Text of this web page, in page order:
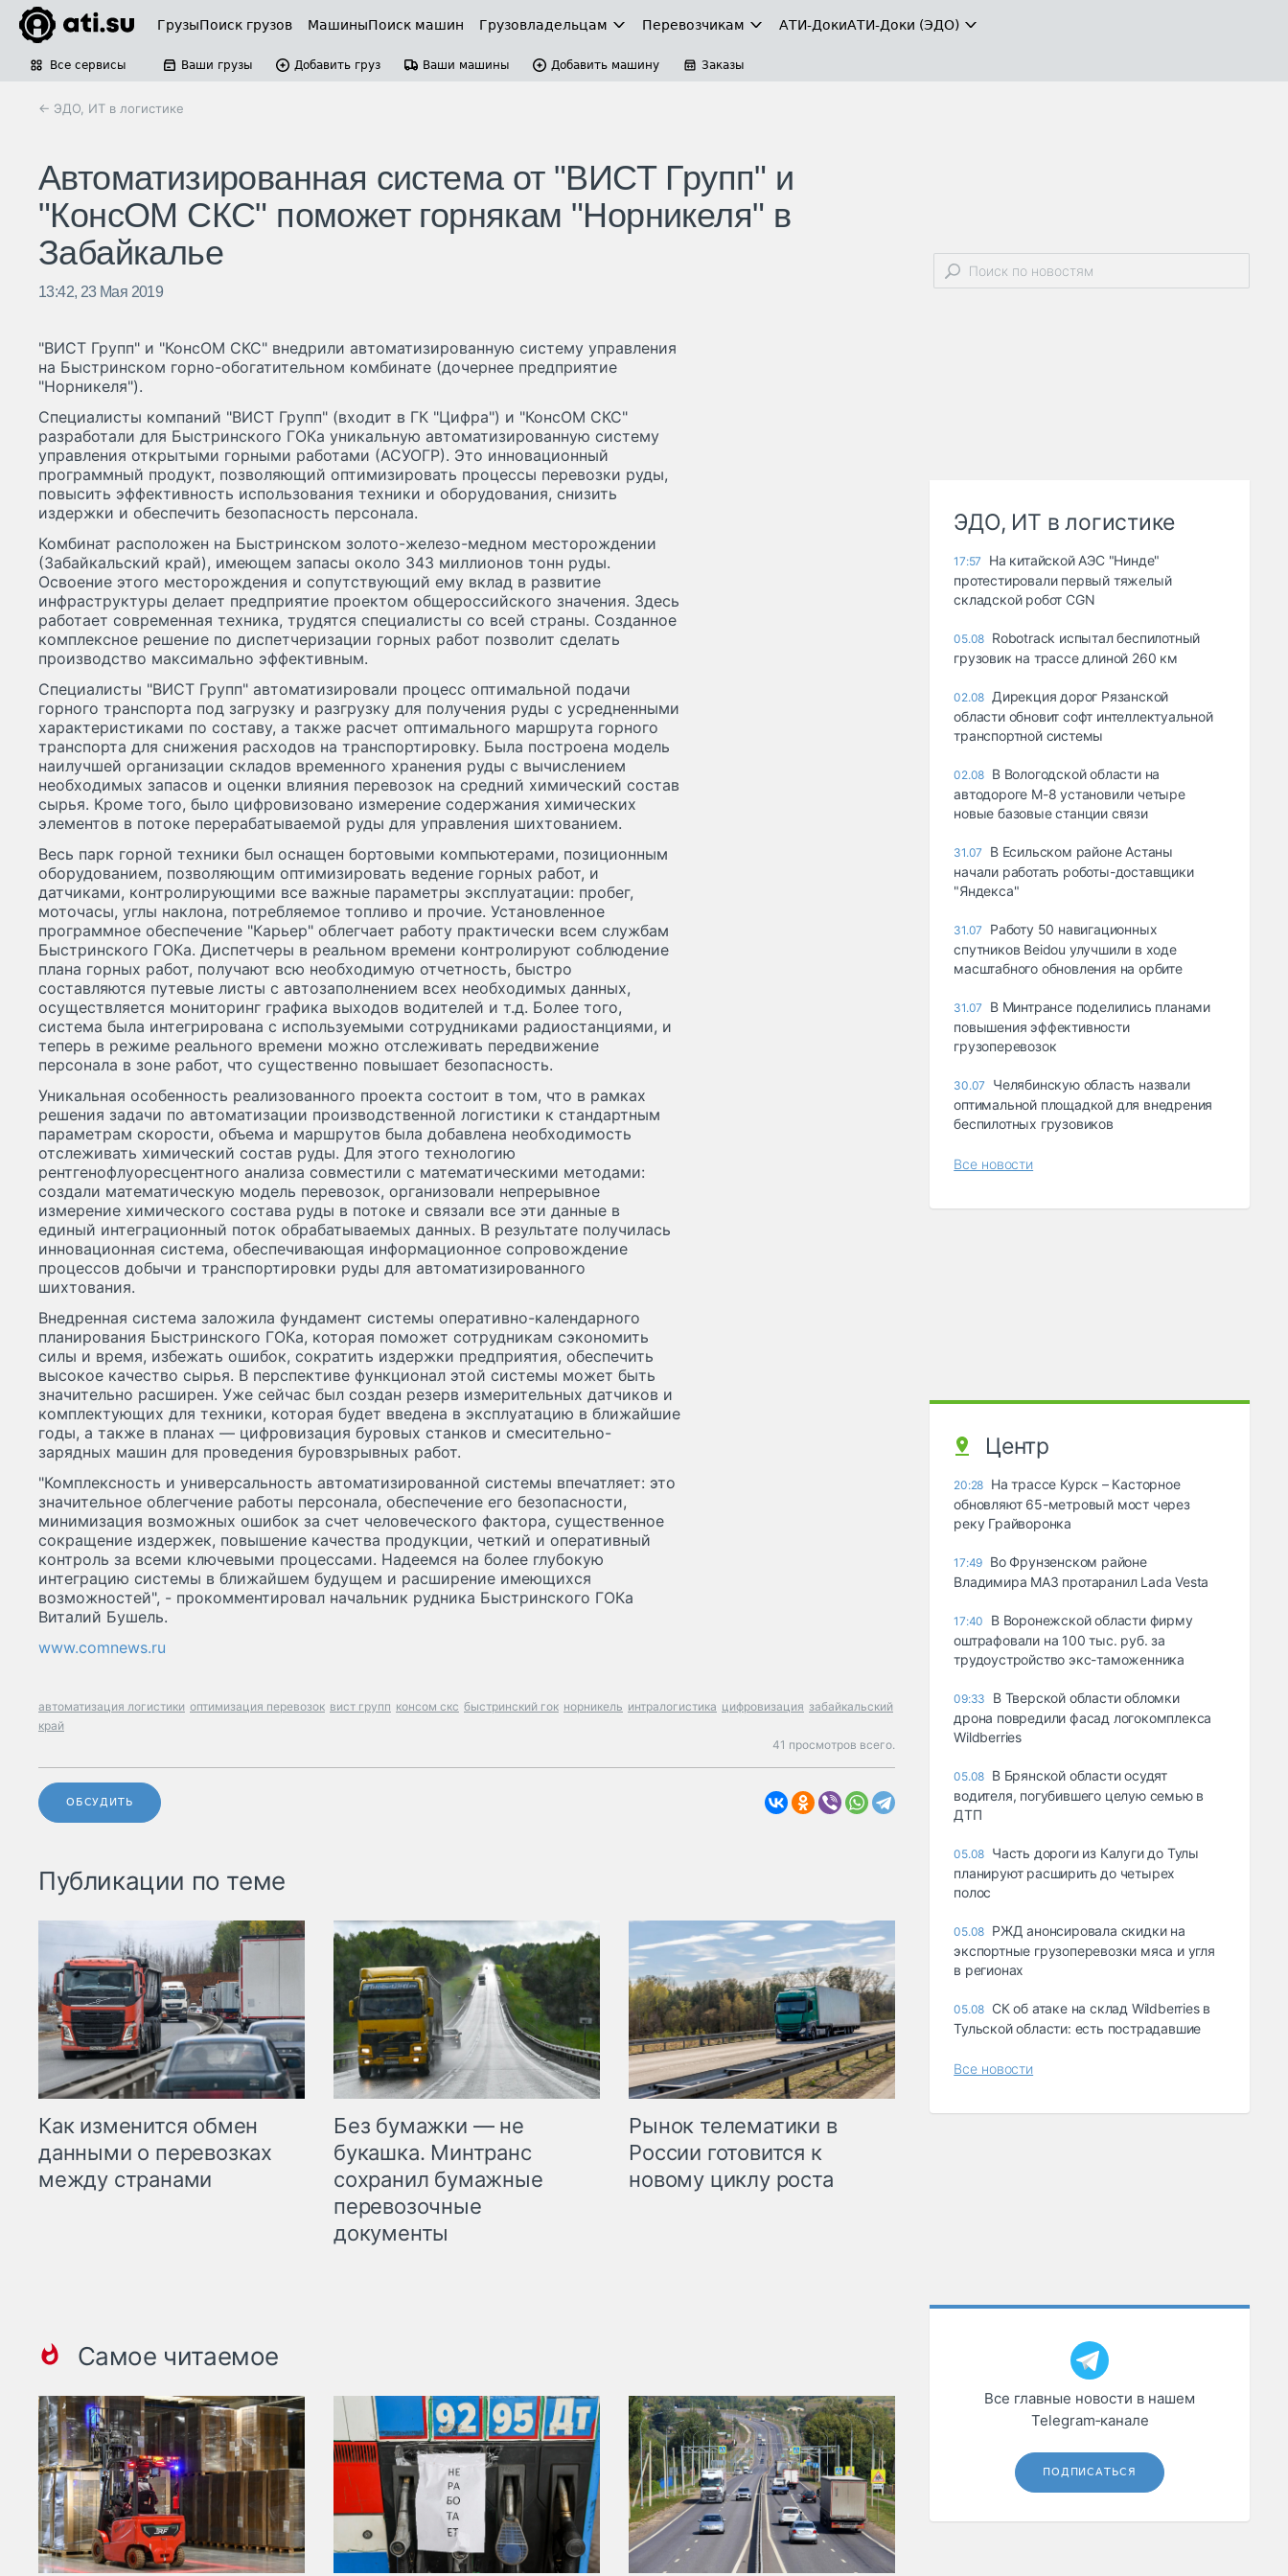
ГрузыПоиск грузов МашиныПоиск машин Грузовладельцам Перевозчикам АТИ-ДокиАТИ-Доки (ЭДО)
Все сервисы Ваши грузы Добавить груз Ваши машины Добавить машину Заказы
← ЭДО, ИТ в логистике
Автоматизированная система от "ВИСТ Групп" и
"КонсОМ СКС" поможет горнякам "Норникеля" в
Забайкалье
13:42, 23 Мая 2019
"ВИСТ Групп" и "КонсОМ СКС" внедрили автоматизированную систему управления
на Быстринском горно-обогатительном комбинате (дочернее предприятие
"Норникеля").
Специалисты компаний "ВИСТ Групп" (входит в ГК "Цифра") и "КонсОМ СКС"
разработали для Быстринского ГОКа уникальную автоматизированную систему
управления открытыми горными работами (АСУОГР). Это инновационный
программный продукт, позволяющий оптимизировать процессы перевозки руды,
повысить эффективность использования техники и оборудования, снизить
издержки и обеспечить безопасность персонала.
Комбинат расположен на Быстринском золото-железо-медном месторождении
(Забайкальский край), имеющем запасы около 343 миллионов тонн руды.
Освоение этого месторождения и сопутствующий ему вклад в развитие
инфраструктуры делает предприятие проектом общероссийского значения. Здесь
работает современная техника, трудятся специалисты со всей страны. Созданное
комплексное решение по диспетчеризации горных работ позволит сделать
производство максимально эффективным.
Специалисты "ВИСТ Групп" автоматизировали процесс оптимальной подачи
горного транспорта под загрузку и разгрузку для получения руды с усредненными
характеристиками по составу, а также расчет оптимального маршрута горного
транспорта для снижения расходов на транспортировку. Была построена модель
наилучшей организации складов временного хранения руды с вычислением
необходимых запасов и оценки влияния перевозок на средний химический состав
сырья. Кроме того, было цифровизовано измерение содержания химических
элементов в потоке перерабатываемой руды для управления шихтованием.
Весь парк горной техники был оснащен бортовыми компьютерами, позиционным
оборудованием, позволяющим оптимизировать ведение горных работ, и
датчиками, контролирующими все важные параметры эксплуатации: пробег,
моточасы, углы наклона, потребляемое топливо и прочие. Установленное
программное обеспечение "Карьер" облегчает работу практически всем службам
Быстринского ГОКа. Диспетчеры в реальном времени контролируют соблюдение
плана горных работ, получают всю необходимую отчетность, быстро
составляются путевые листы с автозаполнением всех необходимых данных,
осуществляется мониторинг графика выходов водителей и т.д. Более того,
система была интегрирована с используемыми сотрудниками радиостанциями, и
теперь в режиме реального времени можно отслеживать передвижение
персонала в зоне работ, что существенно повышает безопасность.
Уникальная особенность реализованного проекта состоит в том, что в рамках
решения задачи по автоматизации производственной логистики к стандартным
параметрам скорости, объема и маршрутов была добавлена необходимость
отслеживать химический состав руды. Для этого технологию
рентгенофлуоресцентного анализа совместили с математическими методами:
создали математическую модель перевозок, организовали непрерывное
измерение химического состава руды в потоке и связали все эти данные в
единый интеграционный поток обрабатываемых данных. В результате получилась
инновационная система, обеспечивающая информационное сопровождение
процессов добычи и транспортировки руды для автоматизированного
шихтования.
Внедренная система заложила фундамент системы оперативно-календарного
планирования Быстринского ГОКа, которая поможет сотрудникам сэкономить
силы и время, избежать ошибок, сократить издержки предприятия, обеспечить
высокое качество сырья. В перспективе функционал этой системы может быть
значительно расширен. Уже сейчас был создан резерв измерительных датчиков и
комплектующих для техники, которая будет введена в эксплуатацию в ближайшие
годы, а также в планах — цифровизация буровых станков и смесительно-
зарядных машин для проведения буровзрывных работ.
"Комплексность и универсальность автоматизированной системы впечатляет: это
значительное облегчение работы персонала, обеспечение его безопасности,
минимизация возможных ошибок за счет человеческого фактора, существенное
сокращение издержек, повышение качества продукции, четкий и оперативный
контроль за всеми ключевыми процессами. Надеемся на более глубокую
интеграцию системы в ближайшем будущем и расширение имеющихся
возможностей", - прокомментировал начальник рудника Быстринского ГОКа
Виталий Бушель.
www.comnews.ru
автоматизация логистики оптимизация перевозок вист групп консом скс быстринский гок норникель интралогистика цифровизация забайкальский
край
41 просмотров всего.
ОБСУДИТЬ
Публикации по теме
Как изменится обмен
данными о перевозках
между странами
Без бумажки — не
букашка. Минтранс
сохранил бумажные
перевозочные
документы
Рынок телематики в
России готовится к
новому циклу роста
Самое читаемое
ЭДО, ИТ в логистике
17:57
На китайской АЭС "Нинде"
протестировали первый тяжелый
складской робот CGN
05.08 Robotrack испытал беспилотный
грузовик на трассе длиной 260 км
02.08 Дирекция дорог Рязанской
области обновит софт интеллектуальной
транспортной системы
02.08 В Вологодской области на
автодороге М-8 установили четыре
новые базовые станции связи
31.07
В Есильском районе Астаны
начали работать роботы-доставщики
"Яндекса"
31.07
Работу 50 навигационных
спутников Beidou улучшили в ходе
масштабного обновления на орбите
31.07
В Минтрансе поделились планами
повышения эффективности
грузоперевозок
30.07
Челябинскую область назвали
оптимальной площадкой для внедрения
беспилотных грузовиков
Все новости
Центр
20:28 На трассе Курск – Касторное
обновляют 65-метровый мост через
реку Грайворонка
17:49 Во Фрунзенском районе
Владимира МАЗ протаранил Lada Vesta
17:40
В Воронежской области фирму
оштрафовали на 100 тыс. руб. за
трудоустройство экс-таможенника
09:33
В Тверской области обломки
дрона повредили фасад логокомплекса
Wildberries
05.08 В Брянской области осудят
водителя, погубившего целую семью в
ДТП
05.08 Часть дороги из Калуги до Тулы
планируют расширить до четырех
полос
05.08 РЖД анонсировала скидки на
экспортные грузоперевозки мяса и угля
в регионах
05.08 СК об атаке на склад Wildberries в
Тульской области: есть пострадавшие
Все новости
Все главные новости в нашем
Telegram‑канале
ПОДПИСАТЬСЯ